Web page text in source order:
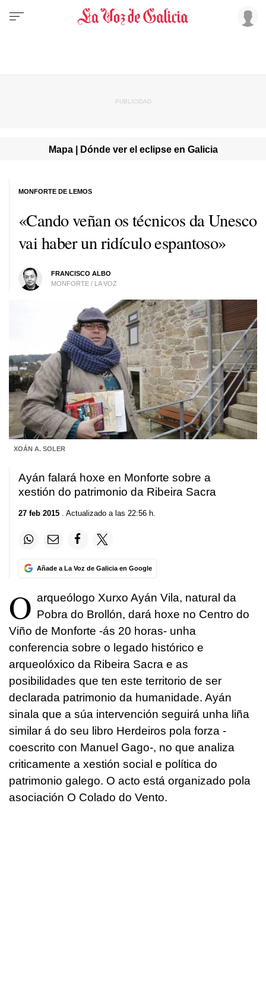
Mapa | Dónde ver el eclipse en Galicia
«Cando veñan os técnicos da Unesco
vai haber un ridículo espantoso»
FRANCISCO ALBO
MONFORTE / LA VOZ
MONFORTE DE LEMOS
XOÁN A. SOLER
Ayán falará hoxe en Monforte sobre a
xestión do patrimonio da Ribeira Sacra
27 feb 2015 . Actualizado a las 22:56 h.
Añade a La Voz de Galicia en Google
O arqueólogo Xurxo Ayán Vila, natural da
Pobra do Brollón, dará hoxe no Centro do
Viño de Monforte -ás 20 horas- unha
conferencia sobre o legado histórico e
arqueolóxico da Ribeira Sacra e as
posibilidades que ten este territorio de ser
declarada patrimonio da humanidade. Ayán
sinala que a súa intervención seguirá unha liña
similar á do seu libro Herdeiros pola forza -
coescrito con Manuel Gago-, no que analiza
criticamente a xestión social e política do
patrimonio galego. O acto está organizado pola
asociación O Colado do Vento.